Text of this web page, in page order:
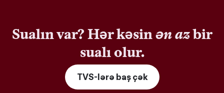
Sualın var? Hər kəsinən azbir
sualı olur.
TVS-lərə baş çək